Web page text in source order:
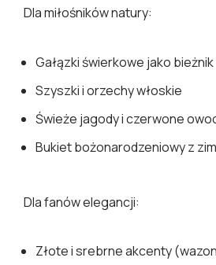
Dla miłośników natury:
Gałązki świerkowe jako
Szyszki i orzechy włoskie
Świeże jagody i czerwone
Bukiet bożonarodzeniowy z
Dla fanów elegancji:
Złote i srebrne akcenty